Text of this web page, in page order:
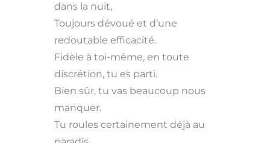
dans la nuit,
Toujours dévoué et d’une
redoutable efficacité.
Fidèle à toi-même, en toute
discrétion, tu es parti.
Bien sûr, tu vas beaucoup nous
manquer.
Tu roules certainement déjà au